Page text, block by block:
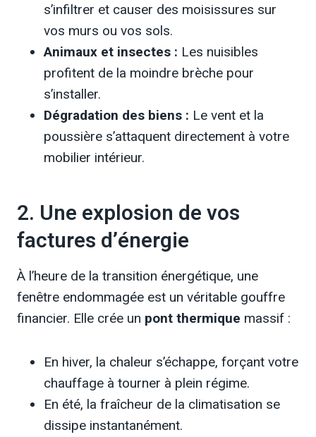
s’infiltrer et causer des moisissures sur
vos murs ou vos sols.
Animaux et insectes : Les nuisibles
profitent de la moindre brèche pour
s’installer.
Dégradation des biens : Le vent et la
poussière s’attaquent directement à votre
mobilier intérieur.
2. Une explosion de vos
factures d’énergie
À l’heure de la transition énergétique, une
fenêtre endommagée est un véritable gouffre
financier. Elle crée un pont thermique massif :
En hiver, la chaleur s’échappe, forçant votre
chauffage à tourner à plein régime.
En été, la fraîcheur de la climatisation se
dissipe instantanément.